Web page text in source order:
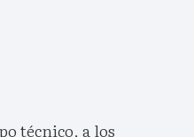
técnico, a los